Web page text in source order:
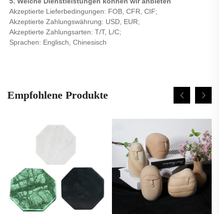
Akzeptierte Lieferbedingungen: FOB, CFR, CIF;
Akzeptierte Zahlungswährung: USD, EUR;
Akzeptierte Zahlungsarten: T/T, L/C;
Sprachen: Englisch, Chinesisch
Empfohlene Produkte